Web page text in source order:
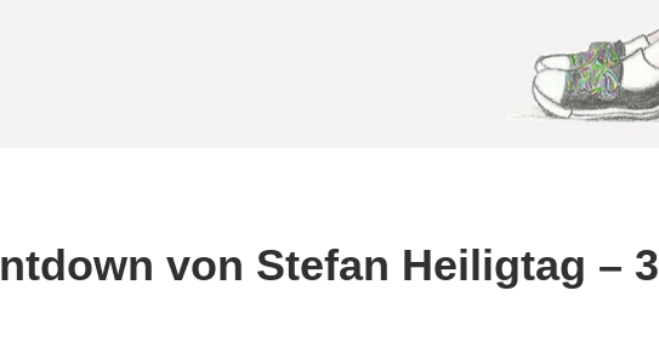
von Stefan Heiligtag – 3